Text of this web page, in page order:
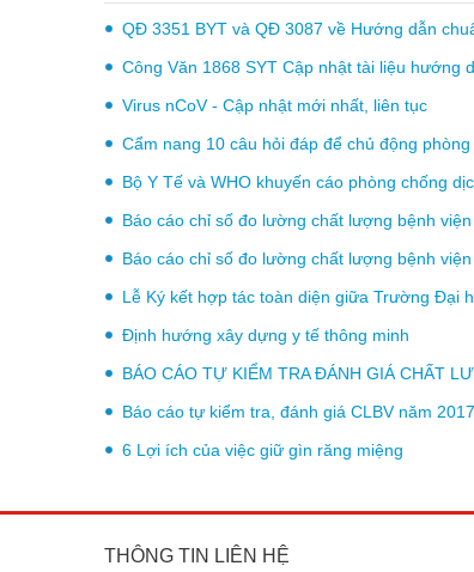
QĐ 3351 BYT và QĐ 3087 về Hướng dẫn
Công Văn 1868 SYT Cập nhật tài liệu hướng
Virus nCoV - Cập nhật mới nhất, liên tục
Cẩm nang 10 câu hỏi đáp để chủ động
Bộ Y Tế và WHO khuyến cáo phòng chống
Báo cáo chỉ số đo lường chất lượng bệnh
Báo cáo chỉ số đo lường chất lượng bệnh
Lễ Ký kết hợp tác toàn diện giữa Trường Đại
Định hướng xây dựng y tế thông minh
BÁO CÁO TỰ KIỂM TRA ĐÁNH GIÁ CHẤT
Báo cáo tự kiểm tra, đánh giá CLBV năm 2017
6 Lợi ích của việc giữ gìn răng miệng
THÔNG TIN LIÊN HỆ